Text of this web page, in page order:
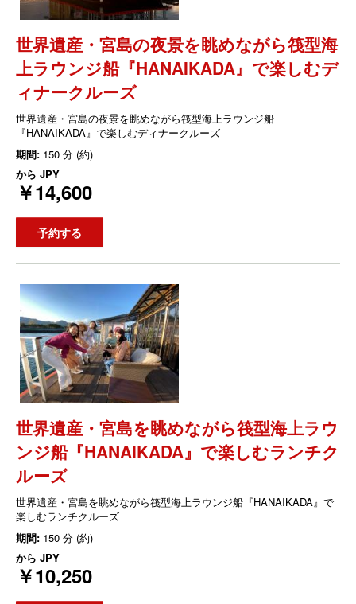
世界遺産・宮島の夜景を眺めながら筏型海
上ラウンジ船『HANAIKADA』で楽しむデ
ィナークルーズ
世界遺産・宮島の夜景を眺めながら筏型海上ラウンジ船
『HANAIKADA』で楽しむディナークルーズ
期間: 150 分 (約)
から JPY
￥14,600
予約する
世界遺産・宮島を眺めながら筏型海上ラウ
ンジ船『HANAIKADA』で楽しむランチク
ルーズ
世界遺産・宮島を眺めながら筏型海上ラウンジ船『HANAIKADA』で
楽しむランチクルーズ
期間: 150 分 (約)
から JPY
￥10,250